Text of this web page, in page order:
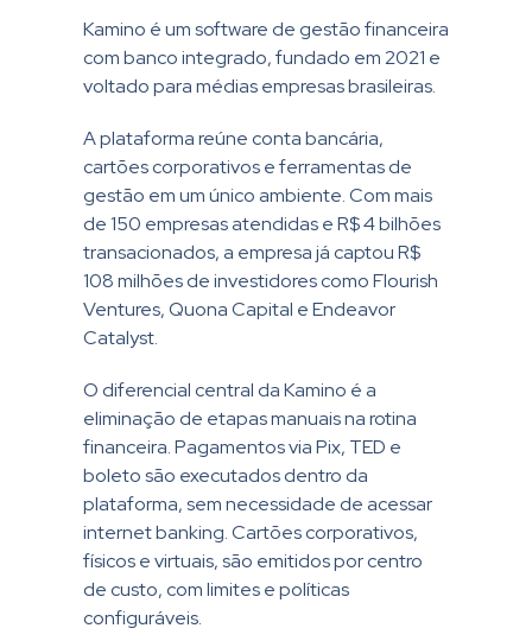
Kamino é um software de gestão financeira
com banco integrado, fundado em 2021 e
voltado para médias empresas brasileiras.
A plataforma reúne conta bancária,
cartões corporativos e ferramentas de
gestão em um único ambiente. Com mais
de 150 empresas atendidas e R$ 4 bilhões
transacionados, a empresa já captou R$
108 milhões de investidores como Flourish
Ventures, Quona Capital e Endeavor
Catalyst.
O diferencial central da Kamino é a
eliminação de etapas manuais na rotina
financeira. Pagamentos via Pix, TED e
boleto são executados dentro da
plataforma, sem necessidade de acessar
internet banking. Cartões corporativos,
físicos e virtuais, são emitidos por centro
de custo, com limites e políticas
configuráveis.